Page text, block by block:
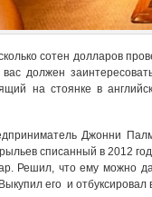
сотен долларов
вас должен
на стоянке в
Джонни
списанный в 2012
Решил, что ему можно
его и